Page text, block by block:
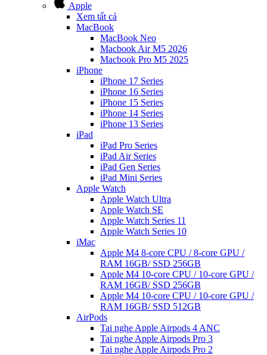
Apple
Xem tất cả
MacBook
MacBook Neo
Macbook Air M5 2026
Macbook Pro M5 2025
iPhone
iPhone 17 Series
iPhone 16 Series
iPhone 15 Series
iPhone 14 Series
iPhone 13 Series
iPad
iPad Pro Series
iPad Air Series
iPad Gen Series
iPad Mini Series
Apple Watch
Apple Watch Ultra
Apple Watch SE
Apple Watch Series 11
Apple Watch Series 10
iMac
Apple M4 8-core CPU / 8-core GPU /
RAM 16GB/ SSD 256GB
Apple M4 10-core CPU / 10-core GPU /
RAM 16GB/ SSD 256GB
Apple M4 10-core CPU / 10-core GPU /
RAM 16GB/ SSD 512GB
AirPods
Tai nghe Apple Airpods 4 ANC
Tai nghe Apple Airpods Pro 3
Tai nghe Apple Airpods Pro 2